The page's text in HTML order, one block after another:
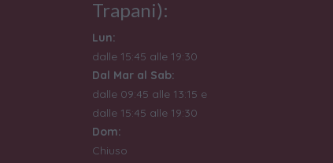
Trapani):
Lun:
dalle 15:45 alle 19:30
Dal Mar al Sab:
dalle 09:45 alle 13:15 e
dalle 15:45 alle 19:30
Dom:
Chiuso